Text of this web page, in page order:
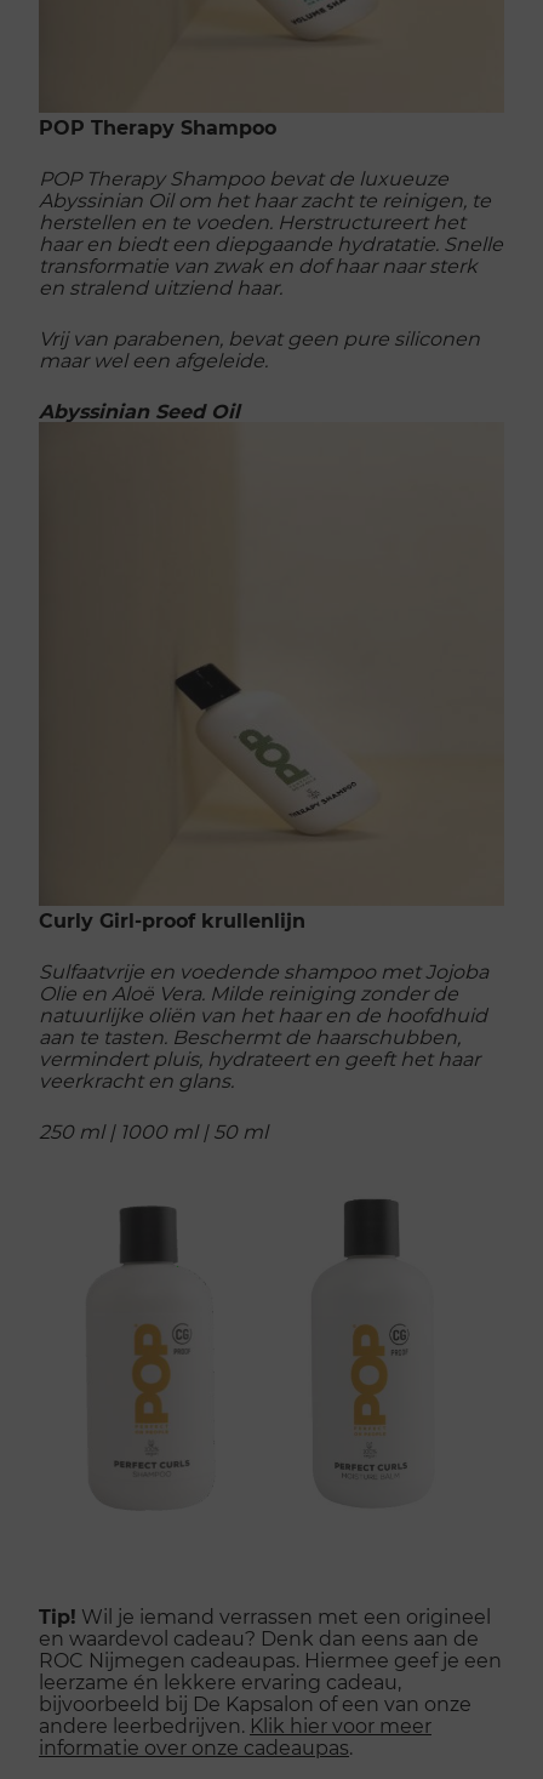
POP Therapy Shampoo
POP Therapy Shampoo bevat de luxueuze
Abyssinian Oil om het haar zacht te reinigen, te
herstellen en te voeden. Herstructureert het
haar en biedt een diepgaande hydratatie. Snelle
transformatie van zwak en dof haar naar sterk
en stralend uitziend haar.
Vrij van parabenen, bevat geen pure siliconen
maar wel een afgeleide.
Abyssinian Seed Oil
Curly Girl-proof krullenlijn
Sulfaatvrije en voedende shampoo met Jojoba
Olie en Aloë Vera. Milde reiniging zonder de
natuurlijke oliën van het haar en de hoofdhuid
aan te tasten. Beschermt de haarschubben,
vermindert pluis, hydrateert en geeft het haar
veerkracht en glans.
250 ml | 1000 ml | 50 ml
Tip! Wil je iemand verrassen met een origineel
en waardevol cadeau? Denk dan eens aan de
ROC Nijmegen cadeaupas. Hiermee geef je een
leerzame én lekkere ervaring cadeau,
bijvoorbeeld bij De Kapsalon of een van onze
andere leerbedrijven. Klik hier voor meer
informatie over onze cadeaupas.